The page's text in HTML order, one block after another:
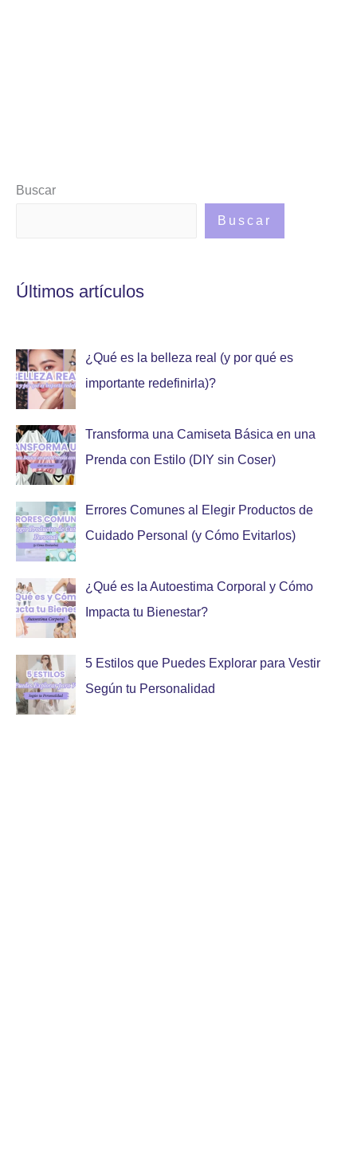
Buscar
Buscar
Últimos artículos
¿Qué es la belleza real (y por qué es
importante redefinirla)?
Transforma una Camiseta Básica en una
Prenda con Estilo (DIY sin Coser)
Errores Comunes al Elegir Productos de
Cuidado Personal (y Cómo Evitarlos)
¿Qué es la Autoestima Corporal y Cómo
Impacta tu Bienestar?
5 Estilos que Puedes Explorar para Vestir
Según tu Personalidad